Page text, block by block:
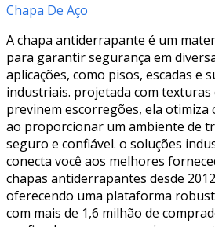
Chapa De Aço
A chapa antiderrapante é um
para garantir segurança em
aplicações, como pisos, escadas e
industriais. projetada com texturas
previnem escorregões, ela otimiza
ao proporcionar um ambiente de
seguro e confiável. o soluções
conecta você aos melhores
chapas antiderrapantes desde
oferecendo uma plataforma
com mais de 1,6 milhão de